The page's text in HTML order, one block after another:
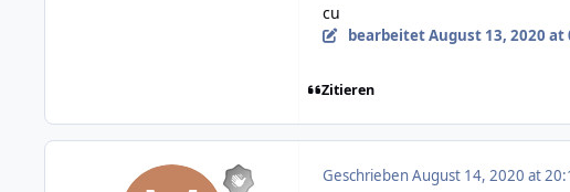
cu
bearbeitetAugust 13, 2020 at
Zitieren
GeschriebenAugust 14, 2020 at